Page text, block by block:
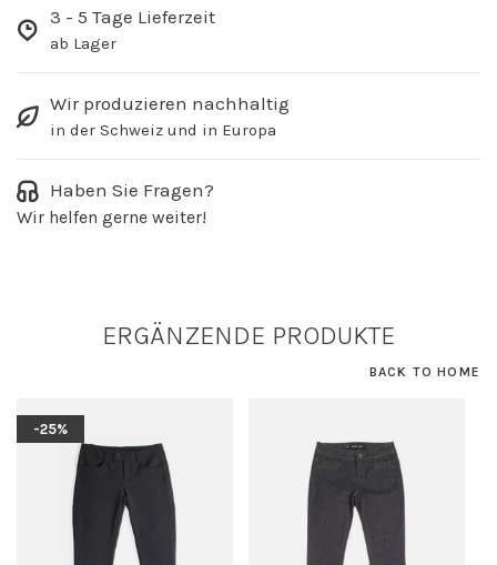
3 - 5 Tage Lieferzeit
ab Lager
Wir produzieren nachhaltig
in der Schweiz und in Europa
Haben Sie Fragen?
Wir helfen gerne weiter!
ERGÄNZENDE PRODUKTE
BACK TO HOME
-25%